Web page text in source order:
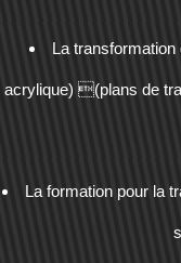
La
acrylique) (plans de
La formation pour la